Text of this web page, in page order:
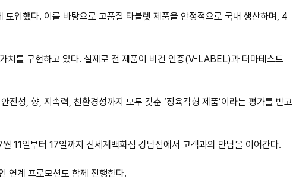
입했다. 이를 바탕으로 고품질 타블렛 제품을 안정적으로 국내 생산하며, 4
치를 구현하고 있다. 실제로 전 제품이 비건 인증(V-LABEL)과 더마테스트
성, 향, 지속력, 친환경성까지 모두 갖춘 ‘정육각형 제품’이라는 평가를 받고
11일부터 17일까지 신세계백화점 강남점에서 고객과의 만남을 이어간다.
연계 프로모션도 함께 진행한다.